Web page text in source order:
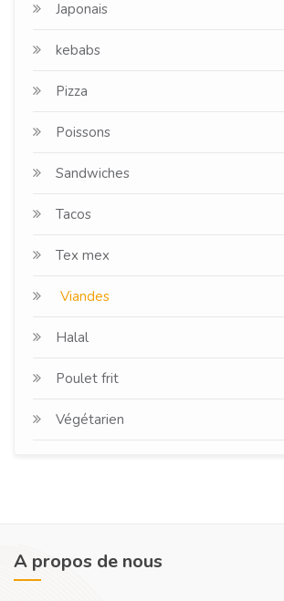
Japonais
kebabs
Pizza
Poissons
Sandwiches
Tacos
Tex mex
Viandes
Halal
Poulet frit
Végétarien
A propos de nous